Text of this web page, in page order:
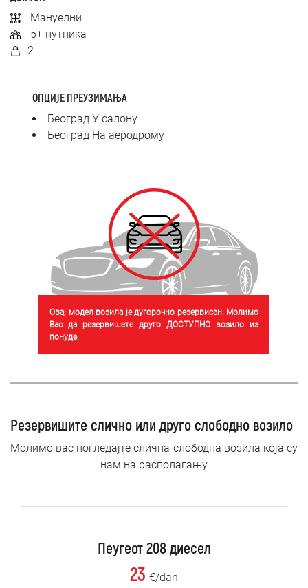
СРПСКИ
ENGLISH
Мануелни
5+ путника
2
ОПЦИЈЕ ПРЕУЗИМАЊА
Београд У салону
Београд На аеродрому
Овај модел возила је дугорочно резервисан. Молимо
Вас да резервишете друго ДОСТУПНО возило из
понуде.
Резервишите слично или друго слободно возило
Молимо вас погледајте слична слободна возила која су
нам на располагању
Пеугеот 208 диесел
23 €/dan